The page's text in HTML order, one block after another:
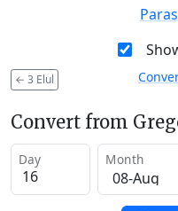
← 3 Elul
Convert from
Day Month